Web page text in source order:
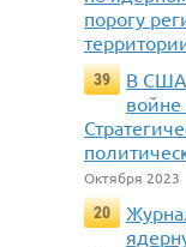
порогу
39
В США
войне
Октября 2023
20